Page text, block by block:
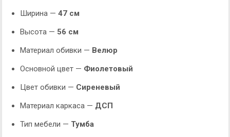
Ширина — 47 см
Высота — 56 см
Материал обивки — Велюр
Основной цвет — Фиолетовый
Цвет обивки — Сиреневый
Материал каркаса — ДСП
Тип мебели — Тумба